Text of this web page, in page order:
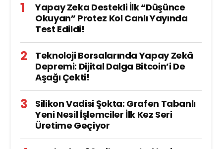
Yapay Zeka Destekli İlk “Düşünce
Okuyan” Protez Kol Canlı Yayında
Test Edildi!
Teknoloji Borsalarında Yapay Zekâ
Depremi: Dijital Dalga Bitcoin’i De
Aşağı Çekti!
Silikon Vadisi Şokta: Grafen Tabanlı
Yeni Nesil İşlemciler İlk Kez Seri
Üretime Geçiyor